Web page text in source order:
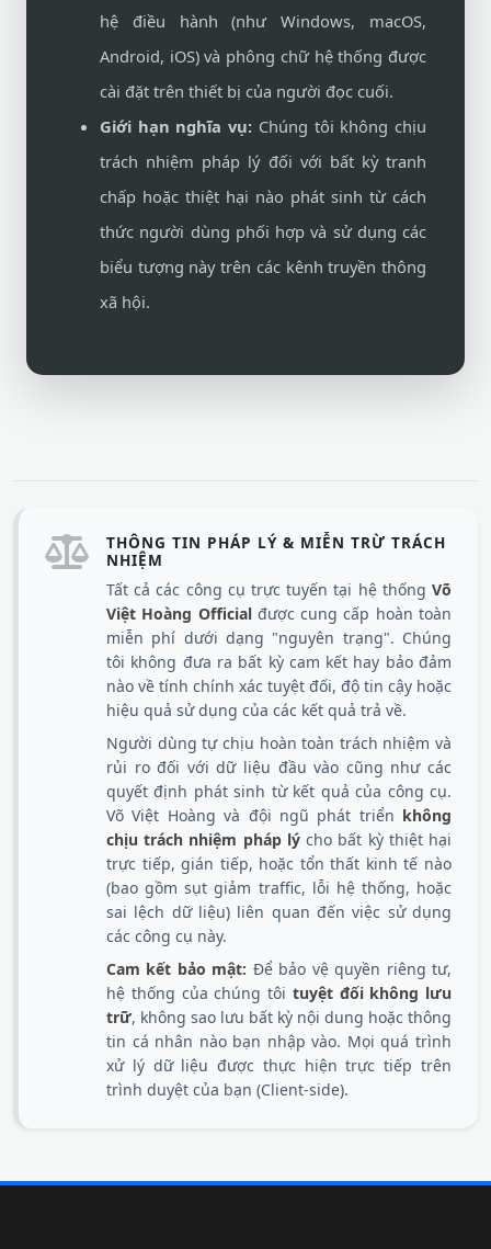
hệ điều hành (như Windows, macOS,
Android, iOS) và phông chữ hệ thống được
cài đặt trên thiết bị của người đọc cuối.
Giới hạn nghĩa vụ: Chúng tôi không chịu
trách nhiệm pháp lý đối với bất kỳ tranh
chấp hoặc thiệt hại nào phát sinh từ cách
thức người dùng phối hợp và sử dụng các
biểu tượng này trên các kênh truyền thông
xã hội.
THÔNG TIN PHÁP LÝ & MIỄN TRỪ TRÁCH
NHIỆM
Tất cả các công cụ trực tuyến tại hệ thống Võ
Việt Hoàng Officialđược cung cấp hoàn toàn
miễn phí dưới dạng "nguyên trạng". Chúng
tôi không đưa ra bất kỳ cam kết hay bảo đảm
nào về tính chính xác tuyệt đối, độ tin cậy hoặc
hiệu quả sử dụng của các kết quả trả về.
Người dùng tự chịu hoàn toàn trách nhiệm và
rủi ro đối với dữ liệu đầu vào cũng như các
quyết định phát sinh từ kết quả của công cụ.
Võ Việt Hoàng và đội ngũ phát triển không
chịu trách nhiệm pháp lýcho bất kỳ thiệt hại
trực tiếp, gián tiếp, hoặc tổn thất kinh tế nào
(bao gồm sụt giảm traffic, lỗi hệ thống, hoặc
sai lệch dữ liệu) liên quan đến việc sử dụng
các công cụ này.
Cam kết bảo mật: Để bảo vệ quyền riêng tư,
hệ thống của chúng tôi tuyệt đối không lưu
trữ, không sao lưu bất kỳ nội dung hoặc thông
tin cá nhân nào bạn nhập vào. Mọi quá trình
xử lý dữ liệu được thực hiện trực tiếp trên
trình duyệt của bạn (Client-side).